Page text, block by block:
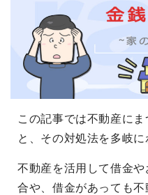
この記事では不動産に
と、その対処法を多岐に
不動産を活用して借金
合や、借金があっても